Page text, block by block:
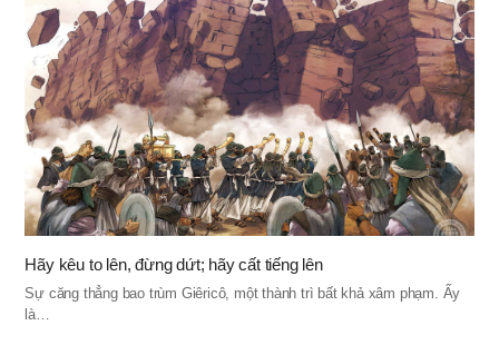
Hãy kêu to lên, đừng dứt; hãy cất tiếng lên
Sự căng thẳng bao trùm Giêricô, một thành trì bất khả xâm phạm. Ấy
là…